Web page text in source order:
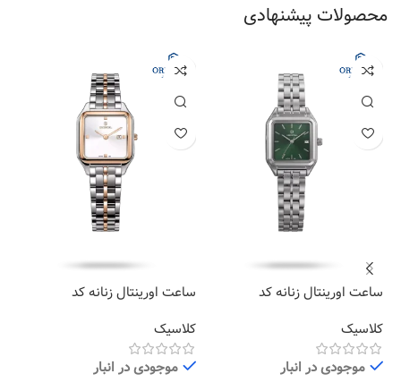
محصولات پیشنهادی
ساعت اورینتال زنانه کد
کلاسیک
موجودی در انبار
ساعت اورینتال زنانه کد
کلاسیک
موجودی در انبار